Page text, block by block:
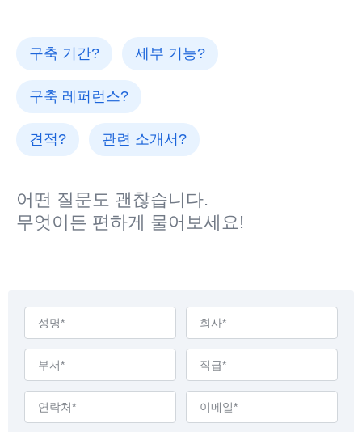
구축 기간? 세부 기능?
구축 레퍼런스?
견적? 관련 소개서?
어떤 질문도 괜찮습니다.
무엇이든 편하게 물어보세요!